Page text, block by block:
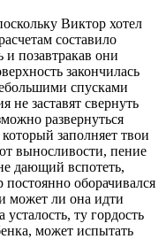
Виктор хотел
составило
позавтракав они
закончилась
спусками
не заставят свернуть
развернуться
заполняет твои
выносливости, пение
дающий вспотеть,
оборачивался
может ли она идти
ту гордость
может испытать